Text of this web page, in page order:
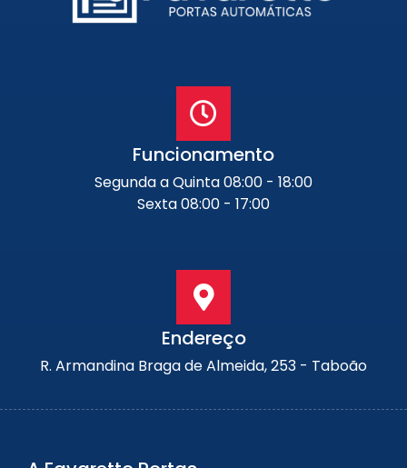
Funcionamento
Segunda a Quinta 08:00 - 18:00
Sexta 08:00 - 17:00
Endereço
R. Armandina Braga de Almeida, 253 - Taboão